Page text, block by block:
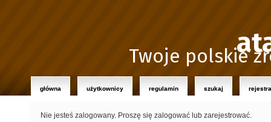
Twoje polskie
główna użytkownicy regulamin szukaj
Nie jesteś zalogowany. Proszę się zalogować lub zarejestrować.